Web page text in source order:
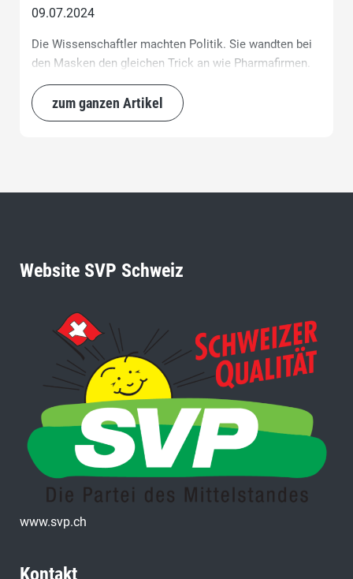
09.07.2024
Die Wissenschaftler machten Politik. Sie wandten bei
den Masken den gleichen Trick an wie Pharmafirmen.
zum ganzen Artikel
Website SVP Schweiz
www.svp.ch
Kontakt